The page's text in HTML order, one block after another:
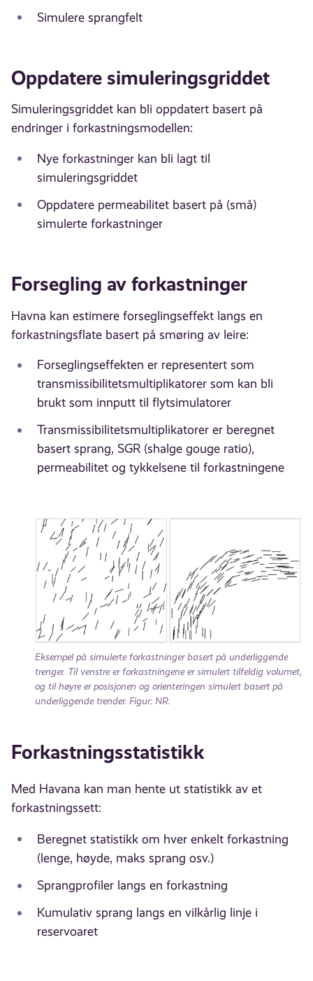
Simulere sprangfelt
Oppdatere simuleringsgriddet
Simuleringsgriddet kan bli oppdatert basert på
endringer i forkastningsmodellen:
Nye forkastninger kan bli lagt til
simuleringsgriddet
Oppdatere permeabilitet basert på (små)
simulerte forkastninger
Forsegling av forkastninger
Havna kan estimere forseglingseffekt langs en
forkastningsflate basert på smøring av leire:
Forseglingseffekten er representert som
transmissibilitetsmultiplikatorer som kan bli
brukt som innputt til flytsimulatorer
Transmissibilitetsmultiplikatorer er beregnet
basert sprang, SGR (shalge gouge ratio),
permeabilitet og tykkelsene til forkastningene
Eksempel på simulerte forkastninger basert på underliggende
trenger. Til venstre er forkastningene er simulert tilfeldig volumet,
og til høyre er posisjonen og orienteringen simulert basert på
underliggende trender. Figur: NR.
Forkastningsstatistikk
Med Havana kan man hente ut statistikk av et
forkastningssett:
Beregnet statistikk om hver enkelt forkastning
(lenge, høyde, maks sprang osv.)
Sprangprofiler langs en forkastning
Kumulativ sprang langs en vilkårlig linje i
reservoaret